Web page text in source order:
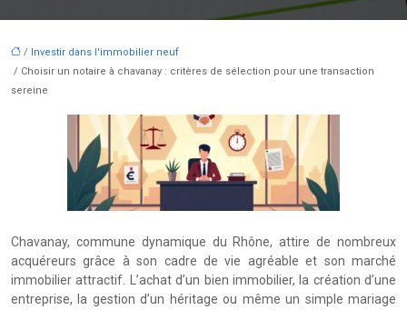
/ Investir dans l'immobilier neuf
/ Choisir un notaire à chavanay : critères de sélection pour une transaction
sereine
Chavanay, commune dynamique du Rhône, attire de nombreux
acquéreurs grâce à son cadre de vie agréable et son marché
immobilier attractif. L’achat d’un bien immobilier, la création d’une
entreprise, la gestion d’un héritage ou même un simple mariage